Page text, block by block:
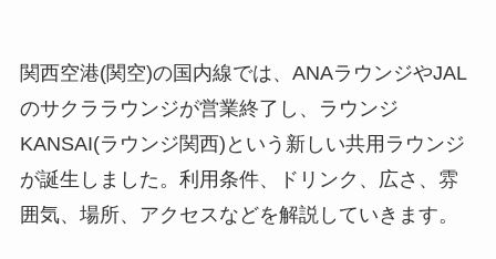
関西空港(関空)の国内線では、ANAラウンジやJAL
のサクララウンジが営業終了し、ラウンジ
KANSAI(ラウンジ関西)という新しい共用ラウンジ
が誕生しました。利用条件、ドリンク、広さ、雰
囲気、場所、アクセスなどを解説していきます。